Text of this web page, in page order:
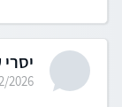
2026